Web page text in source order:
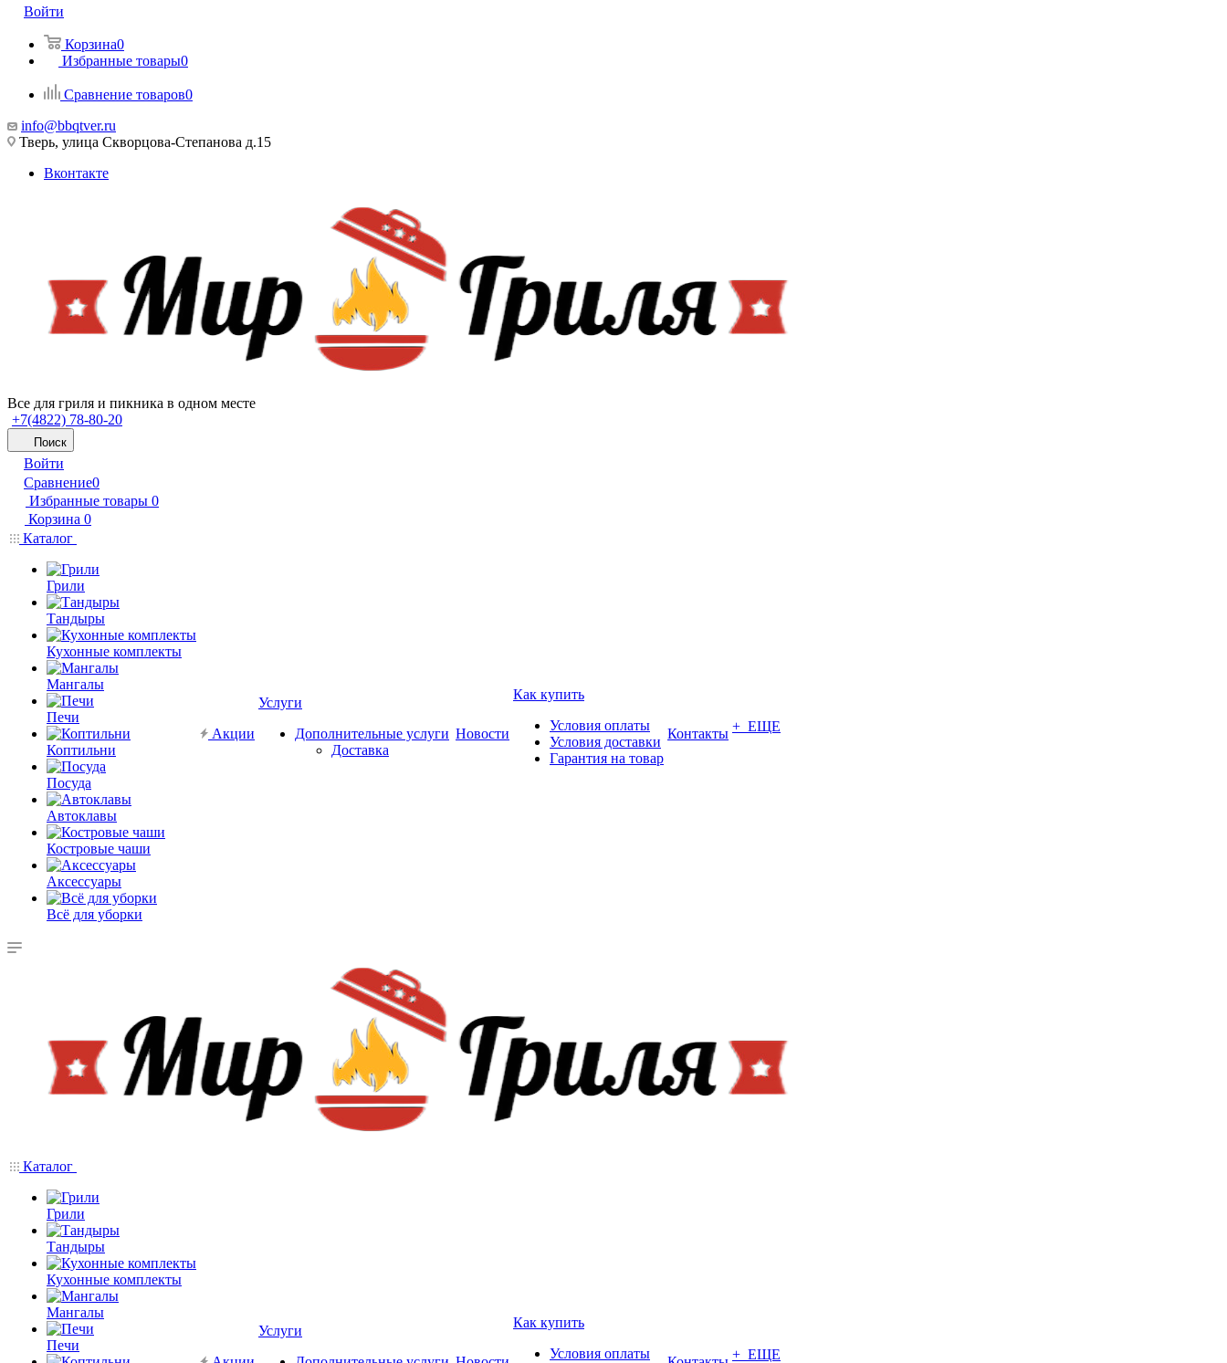
Войти
Корзина0
Избранные товары0
Сравнение товаров0
info@bbqtver.ru
Тверь, улица Скворцова-Степанова д.15
Вконтакте
Все для гриля и пикника в одном месте
+7(4822) 78-80-20
Поиск
Войти
Сравнение0
Избранные товары 0
Корзина 0
Каталог
Грили
Тандыры
Кухонные комплекты
Мангалы
Печи
Коптильни
Посуда
Автоклавы
Костровые чаши
Аксессуары
Всё для уборки
Акции
Услуги
Дополнительные услуги
Доставка
Новости
Как купить
Условия оплаты
Условия доставки
Гарантия на товар
Контакты + ЕЩЕ
Каталог
Грили
Тандыры
Кухонные комплекты
Мангалы
Печи
Услуги
Как купить
Условия оплаты
+ ЕЩЕ